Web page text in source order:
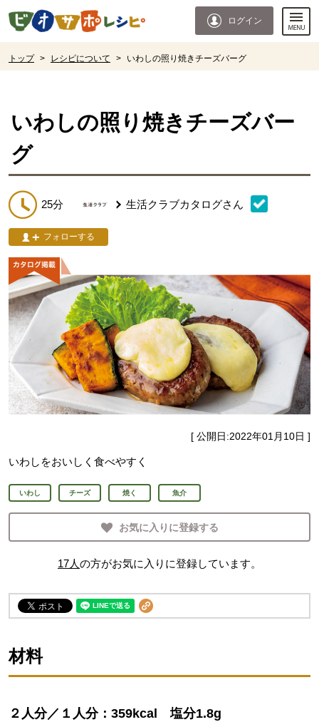
ページの先頭です。
ログイン
トップ > レシピについて > いわしの照り焼きチーズバーグ
いわしの照り焼きチーズバー
グ
25分 生活クラブカタログさん
フォローする
[ 公開日:2022年01月10日 ]
いわしをおいしく食べやすく
いわし チーズ 焼く 魚介
お気に入りに登録する
17人の方がお気に入りに登録しています。
材料
２人分／１人分：359kcal 塩分1.8g